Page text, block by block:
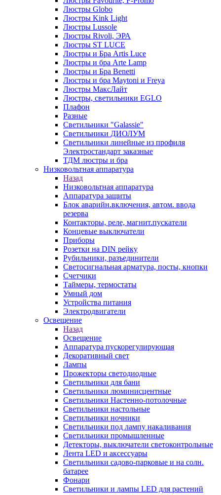
Люстры Globo
Люстры Kink Light
Люстры Lussole
Люстры Rivoli, ЭРА
Люстры ST LUCE
Люстры и Бра Artis Luce
Люстры и бра Arte Lamp
Люстры и Бра Benetti
Люстры и бра Maytoni и Freya
Люстры МаксЛайт
Люстры, светильники EGLO
Плафон
Разные
Светильники "Galassie"
Светильники ДИОЛУМ
Светильники линейные из профиля
Электростандарт заказные
ТДМ люстры и бра
Низковольтная аппаратура
Назад
Низковольтная аппаратура
Аппаратура защиты
Блок аварийн.включения, автом. ввода
резерва
Контакторы, реле, магнит.пускатели
Концевые выключатели
Приборы
Розетки на DIN рейку
Рубильники, разъединители
Светосигнальная арматура, посты, кнопки
Счетчики
Таймеры, термостаты
Умный дом
Устройства питания
Электродвигатели
Освещение
Назад
Освещение
Аппаратура пускорегулирующая
Декоративный свет
Лампы
Прожекторы светодиодные
Светильники для бани
Светильники люминисцентные
Светильники Настенно-потолочные
Светильники настольные
Светильники ночники
Светильники под лампу накаливания
Светильники промышленные
Детекторы, выключатели светоконтрольные
Лента LED и аксессуары
Светильники садово-парковые и на солн.
батарее
Фонари
Светильники и лампы LED для растений